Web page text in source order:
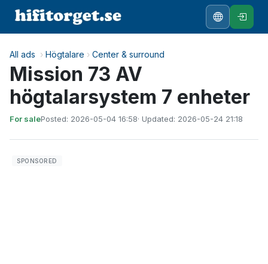
All ads › Högtalare › Center & surround
Mission 73 AV
högtalarsystem 7 enheter
For salePosted: 2026-05-04 16:58· Updated: 2026-05-24 21:18